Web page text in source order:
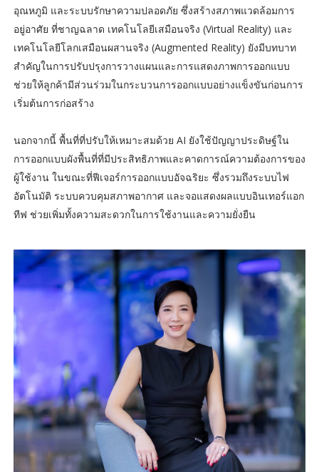
อุณหภูมิ และระบบรักษาความปลอดภัย ซึ่งสร้างสภาพแวดล้อมการ
อยู่อาศัย ที่ชาญฉลาด เทคโนโลยีเสมือนจริง (Virtual Reality) และ
เทคโนโลยีโลกเสมือนผสานจริง (Augmented Reality) ยังมีบทบาท
สำคัญในการปรับปรุงการวางแผนและการแสดงภาพการออกแบบ
ช่วยให้ลูกค้ามีส่วนร่วมในกระบวนการออกแบบอย่างแข็งขันก่อนการ
เริ่มต้นการก่อสร้าง
นอกจากนี้ พื้นที่ที่ปรับให้เหมาะสมด้วย AI ยังใช้ปัญญาประดิษฐ์ใน
การออกแบบผังพื้นที่ที่มีประสิทธิภาพและคาดการณ์ความต้องการของ
ผู้ใช้งาน ในขณะที่ฟีเจอร์การออกแบบอัจฉริยะ ซึ่งรวมถึงระบบไฟ
อัตโนมัติ ระบบควบคุมสภาพอากาศ และจอแสดงผลแบบอินเทอร์แอก
ทีฟ ช่วยเพิ่มทั้งความสะดวกในการใช้งานและความยั่งยืน